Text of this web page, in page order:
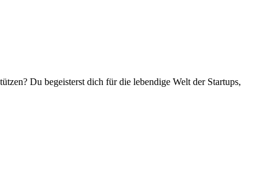
Du begeisterst dich für die lebendige Welt der Startups,